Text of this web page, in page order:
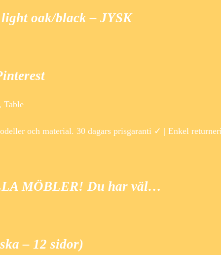
oak/black – JYSK
Table
och material. 30 dagars prisgaranti ✓ | Enkel
MÖBLER! Du har väl…
– 12 sidor)